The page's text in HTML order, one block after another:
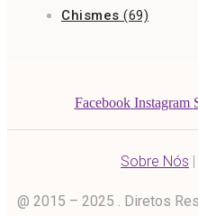
Chismes (69)
Facebook Instagram
Sobre Nós |
@ 2015 – 2025 . Diretos